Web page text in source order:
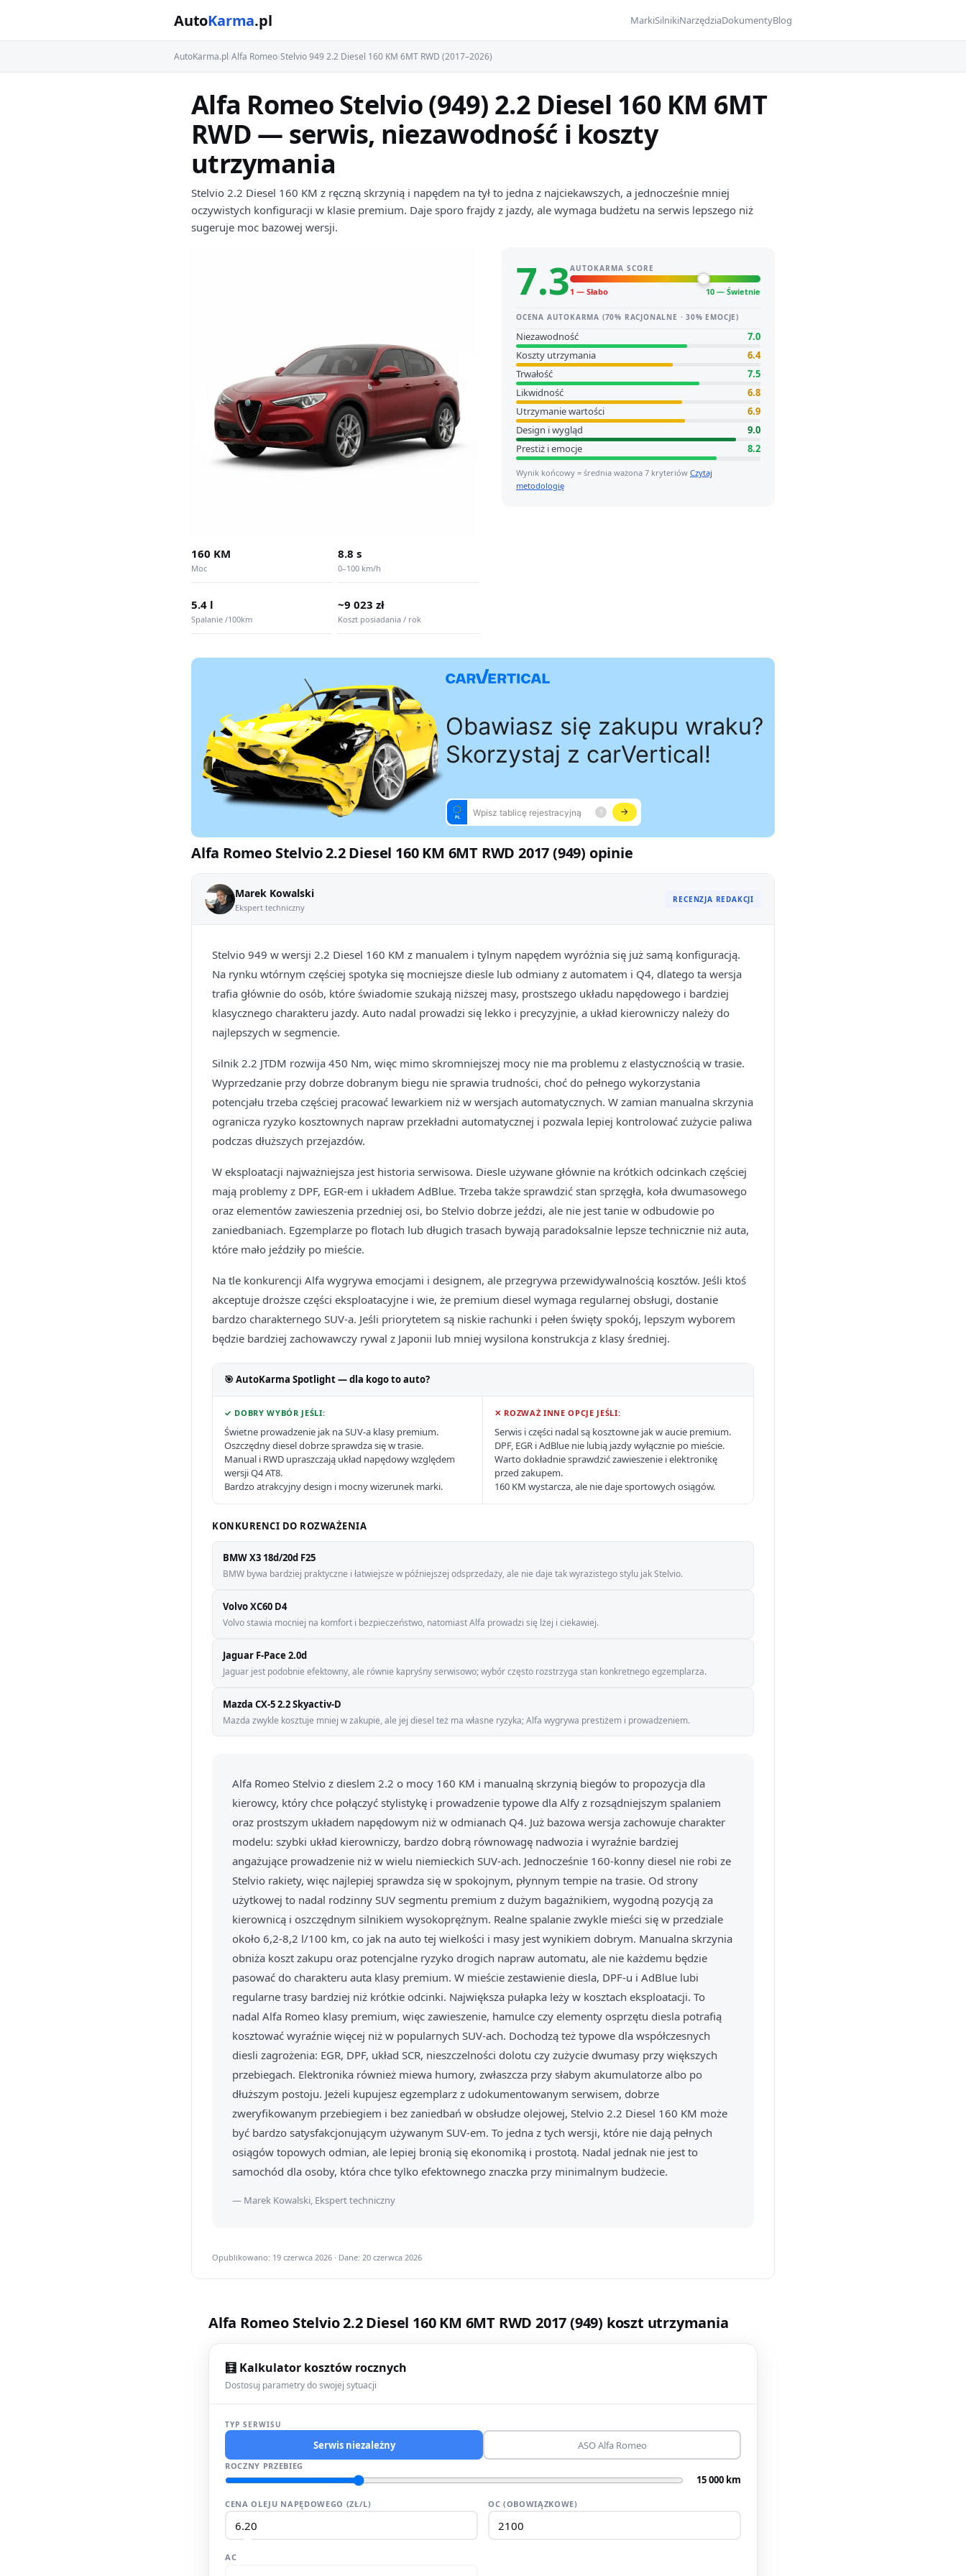
AutoKarma.pl MarkiSilnikiNarzędziaDokumentyBlog
AutoKarma.pl›Alfa Romeo›Stelvio 949 2.2 Diesel 160 KM 6MT RWD (2017–2026)
Alfa Romeo Stelvio (949) 2.2 Diesel 160 KM 6MT
RWD — serwis, niezawodność i koszty
utrzymania
Stelvio 2.2 Diesel 160 KM z ręczną skrzynią i napędem na tył to jedna z najciekawszych, a jednocześnie mniej
oczywistych konfiguracji w klasie premium. Daje sporo frajdy z jazdy, ale wymaga budżetu na serwis lepszego niż
sugeruje moc bazowej wersji.
160 KM
Moc
8.8 s
0–100 km/h
5.4 l
Spalanie /100km
~9 023 zł
Koszt posiadania / rok
7.3AUTOKARMA SCORE
1 — Słabo 10 — Świetnie
OCENA AUTOKARMA (70% RACJONALNE · 30% EMOCJE)
Niezawodność
7.0
Koszty utrzymania
6.4
Trwałość
7.5
Likwidność
6.8
Utrzymanie wartości
6.9
Design i wygląd
9.0
Prestiż i emocje
8.2
Wynik końcowy = średnia ważona 7 kryteriów Czytaj
metodologię
Alfa Romeo Stelvio 2.2 Diesel 160 KM 6MT RWD 2017 (949) opinie
Marek Kowalski
Ekspert techniczny
RECENZJA REDAKCJI
Stelvio 949 w wersji 2.2 Diesel 160 KM z manualem i tylnym napędem wyróżnia się już samą konfiguracją.
Na rynku wtórnym częściej spotyka się mocniejsze diesle lub odmiany z automatem i Q4, dlatego ta wersja
trafia głównie do osób, które świadomie szukają niższej masy, prostszego układu napędowego i bardziej
klasycznego charakteru jazdy. Auto nadal prowadzi się lekko i precyzyjnie, a układ kierowniczy należy do
najlepszych w segmencie.
Silnik 2.2 JTDM rozwija 450 Nm, więc mimo skromniejszej mocy nie ma problemu z elastycznością w trasie.
Wyprzedzanie przy dobrze dobranym biegu nie sprawia trudności, choć do pełnego wykorzystania
potencjału trzeba częściej pracować lewarkiem niż w wersjach automatycznych. W zamian manualna skrzynia
ogranicza ryzyko kosztownych napraw przekładni automatycznej i pozwala lepiej kontrolować zużycie paliwa
podczas dłuższych przejazdów.
W eksploatacji najważniejsza jest historia serwisowa. Diesle używane głównie na krótkich odcinkach częściej
mają problemy z DPF, EGR-em i układem AdBlue. Trzeba także sprawdzić stan sprzęgła, koła dwumasowego
oraz elementów zawieszenia przedniej osi, bo Stelvio dobrze jeździ, ale nie jest tanie w odbudowie po
zaniedbaniach. Egzemplarze po flotach lub długich trasach bywają paradoksalnie lepsze technicznie niż auta,
które mało jeździły po mieście.
Na tle konkurencji Alfa wygrywa emocjami i designem, ale przegrywa przewidywalnością kosztów. Jeśli ktoś
akceptuje droższe części eksploatacyjne i wie, że premium diesel wymaga regularnej obsługi, dostanie
bardzo charakternego SUV-a. Jeśli priorytetem są niskie rachunki i pełen święty spokój, lepszym wyborem
będzie bardziej zachowawczy rywal z Japonii lub mniej wysilona konstrukcja z klasy średniej.
🎯 AutoKarma Spotlight — dla kogo to auto?
✓ DOBRY WYBÓR JEŚLI:
Świetne prowadzenie jak na SUV-a klasy premium.
Oszczędny diesel dobrze sprawdza się w trasie.
Manual i RWD upraszczają układ napędowy względem
wersji Q4 AT8.
Bardzo atrakcyjny design i mocny wizerunek marki.
✕ ROZWAŻ INNE OPCJE JEŚLI:
Serwis i części nadal są kosztowne jak w aucie premium.
DPF, EGR i AdBlue nie lubią jazdy wyłącznie po mieście.
Warto dokładnie sprawdzić zawieszenie i elektronikę
przed zakupem.
160 KM wystarcza, ale nie daje sportowych osiągów.
KONKURENCI DO ROZWAŻENIA
BMW X3 18d/20d F25
BMW bywa bardziej praktyczne i łatwiejsze w późniejszej odsprzedaży, ale nie daje tak wyrazistego stylu jak Stelvio.
Volvo XC60 D4
Volvo stawia mocniej na komfort i bezpieczeństwo, natomiast Alfa prowadzi się lżej i ciekawiej.
Jaguar F-Pace 2.0d
Jaguar jest podobnie efektowny, ale równie kapryśny serwisowo; wybór często rozstrzyga stan konkretnego egzemplarza.
Mazda CX-5 2.2 Skyactiv-D
Mazda zwykle kosztuje mniej w zakupie, ale jej diesel też ma własne ryzyka; Alfa wygrywa prestiżem i prowadzeniem.
Alfa Romeo Stelvio z dieslem 2.2 o mocy 160 KM i manualną skrzynią biegów to propozycja dla
kierowcy, który chce połączyć stylistykę i prowadzenie typowe dla Alfy z rozsądniejszym spalaniem
oraz prostszym układem napędowym niż w odmianach Q4. Już bazowa wersja zachowuje charakter
modelu: szybki układ kierowniczy, bardzo dobrą równowagę nadwozia i wyraźnie bardziej
angażujące prowadzenie niż w wielu niemieckich SUV-ach. Jednocześnie 160-konny diesel nie robi ze
Stelvio rakiety, więc najlepiej sprawdza się w spokojnym, płynnym tempie na trasie. Od strony
użytkowej to nadal rodzinny SUV segmentu premium z dużym bagażnikiem, wygodną pozycją za
kierownicą i oszczędnym silnikiem wysokoprężnym. Realne spalanie zwykle mieści się w przedziale
około 6,2-8,2 l/100 km, co jak na auto tej wielkości i masy jest wynikiem dobrym. Manualna skrzynia
obniża koszt zakupu oraz potencjalne ryzyko drogich napraw automatu, ale nie każdemu będzie
pasować do charakteru auta klasy premium. W mieście zestawienie diesla, DPF-u i AdBlue lubi
regularne trasy bardziej niż krótkie odcinki. Największa pułapka leży w kosztach eksploatacji. To
nadal Alfa Romeo klasy premium, więc zawieszenie, hamulce czy elementy osprzętu diesla potrafią
kosztować wyraźnie więcej niż w popularnych SUV-ach. Dochodzą też typowe dla współczesnych
diesli zagrożenia: EGR, DPF, układ SCR, nieszczelności dolotu czy zużycie dwumasy przy większych
przebiegach. Elektronika również miewa humory, zwłaszcza przy słabym akumulatorze albo po
dłuższym postoju. Jeżeli kupujesz egzemplarz z udokumentowanym serwisem, dobrze
zweryfikowanym przebiegiem i bez zaniedbań w obsłudze olejowej, Stelvio 2.2 Diesel 160 KM może
być bardzo satysfakcjonującym używanym SUV-em. To jedna z tych wersji, które nie dają pełnych
osiągów topowych odmian, ale lepiej bronią się ekonomiką i prostotą. Nadal jednak nie jest to
samochód dla osoby, która chce tylko efektownego znaczka przy minimalnym budżecie.
— Marek Kowalski, Ekspert techniczny
Opublikowano: 19 czerwca 2026 · Dane: 20 czerwca 2026
Alfa Romeo Stelvio 2.2 Diesel 160 KM 6MT RWD 2017 (949) koszt utrzymania
🧮 Kalkulator kosztów rocznych
Dostosuj parametry do swojej sytuacji
TYP SERWISU
Serwis niezależny ASO Alfa Romeo
ROCZNY PRZEBIEG
15 000 km
CENA OLEJU NAPĘDOWEGO (ZŁ/L) OC (OBOWIĄZKOWE)
AC